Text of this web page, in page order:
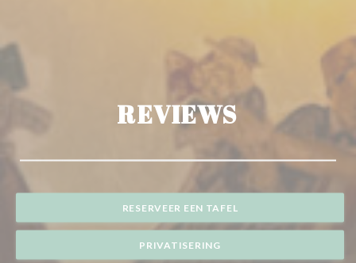
REVIEWS
RESERVEER EEN TAFEL
PRIVATISERING